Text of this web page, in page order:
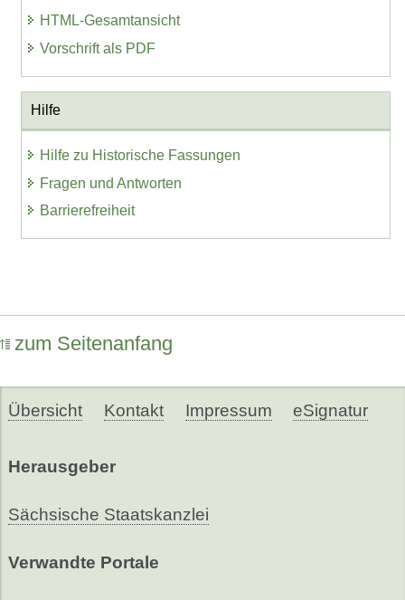
HTML-Gesamtansicht
Vorschrift als PDF
Hilfe
Hilfe zu Historische Fassungen
Fragen und Antworten
Barrierefreiheit
zum Seitenanfang
Übersicht Kontakt Impressum eSignatur
Herausgeber
Sächsische Staatskanzlei
Verwandte Portale